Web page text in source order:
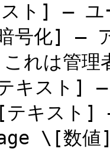
] — ユー
化] — ア
れは管
スト] —
スト] —
\[数値]